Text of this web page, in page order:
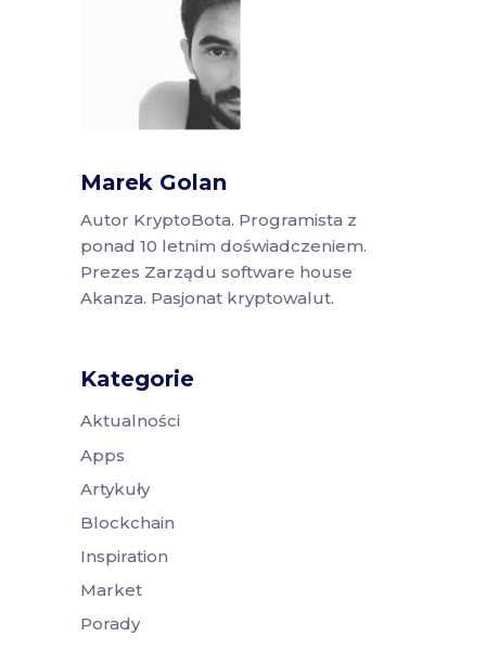
Marek Golan
Autor KryptoBota. Programista z
ponad 10 letnim doświadczeniem.
Prezes Zarządu software house
Akanza. Pasjonat kryptowalut.
Kategorie
Aktualności
Apps
Artykuły
Blockchain
Inspiration
Market
Porady